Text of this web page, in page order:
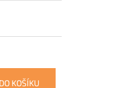
DO KOŠÍKU